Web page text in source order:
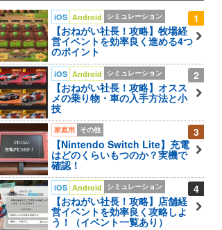
1
iOS Android シミュレーション
【おねがい社長！攻略】牧場経
営イベントを効率良く進める4つ
のポイント
2
iOS Android シミュレーション
【おねがい社長！攻略】オスス
メの乗り物・車の入手方法と小
技
3
家庭用 その他
【Nintendo Switch Lite】充電
はどのくらいもつのか？実機で
確認！
4
iOS Android シミュレーション
【おねがい社長！攻略】店舗経
営イベントを効率良く攻略しよ
う！（イベント一覧あり）